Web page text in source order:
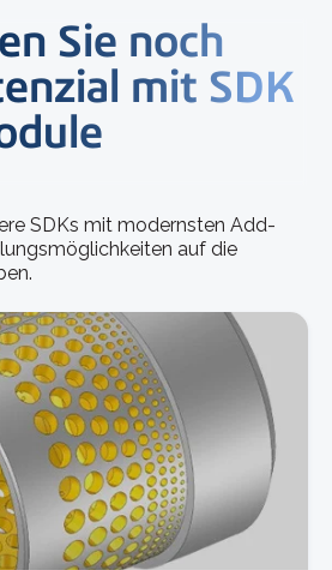
Sie noch
mit SDK
SDKs mit modernsten Add-
auf die